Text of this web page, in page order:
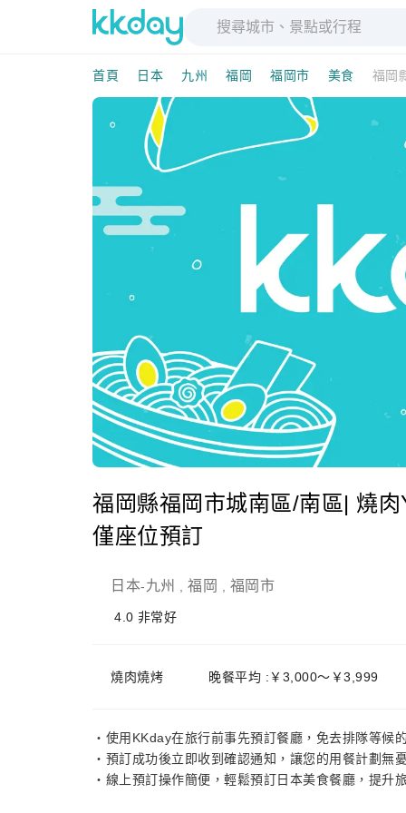
首頁 日本 九州 福岡 福岡市 美食 福岡
福岡縣福岡市城南區/南區| 燒
僅座位預訂
日本-九州 福岡 福岡市
4.0 非常好
燒肉燒烤 晚餐平均 :￥3,000～￥3,999
・使用KKday在旅行前事先預訂餐廳，免去排隊等候
・預訂成功後立即收到確認通知，讓您的用餐計劃無
・線上預訂操作簡便，輕鬆預訂日本美食餐廳，提